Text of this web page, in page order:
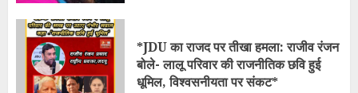
*JDU का राजद पर तीखा हमला: राजीव रंजन
बोले- लालू परिवार की राजनीतिक छवि हुई
धूमिल, विश्वसनीयता पर संकट*